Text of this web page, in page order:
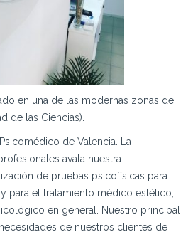
en una de las modernas zonas de
de las Ciencias).
de Valencia. La
avala nuestra
de pruebas psicofísicas para
para el tratamiento médico estético,
en general. Nuestro principal
de nuestros clientes de